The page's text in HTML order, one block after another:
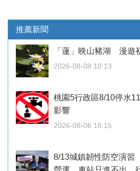
推薦新聞
「蓮」映山豬湖 漫遊
2026-08-08 10:13
桃園5行政區8/10停水
影響
2026-08-06 18:15
8/13城鎮韌性防空演